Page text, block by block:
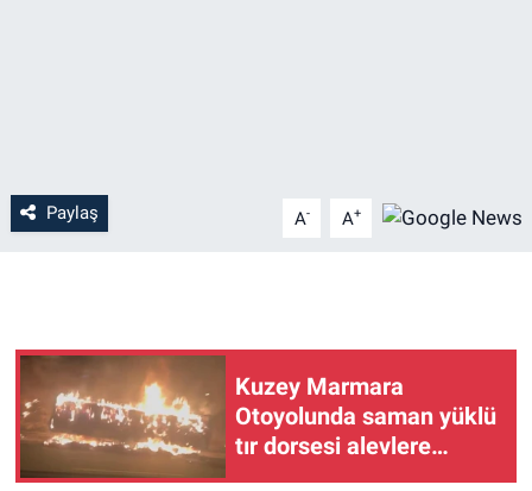
Paylaş A- A+
Kuzey Marmara
Otoyolunda saman yüklü
tır dorsesi alevlere
teslim oldu